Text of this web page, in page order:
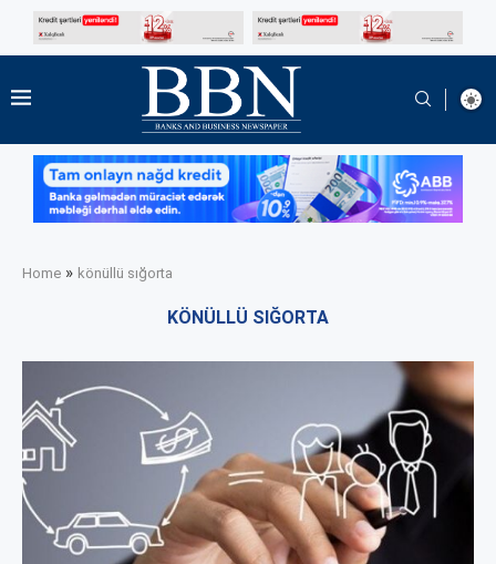
Home » könüllü sığorta
KÖNÜLLÜ SIĞORTA